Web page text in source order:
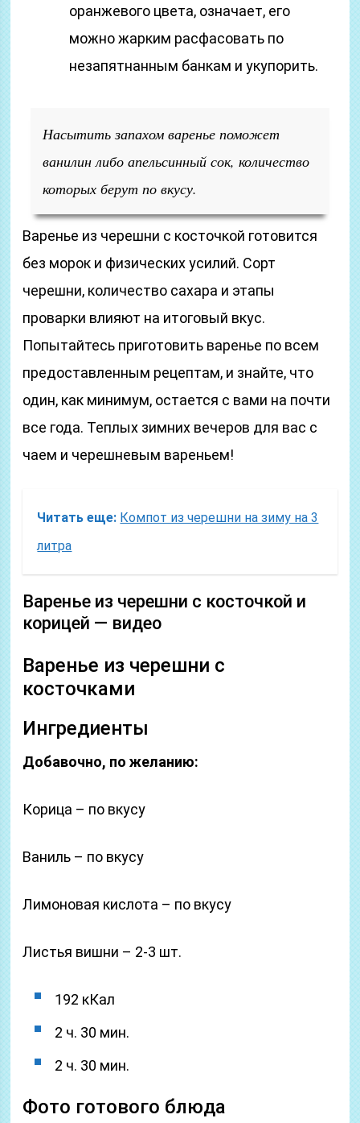
оранжевого цвета, означает, его
можно жарким расфасовать по
незапятнанным банкам и укупорить.
Насытить запахом варенье поможет
ванилин либо апельсинный сок, количество
которых берут по вкусу.
Варенье из черешни с косточкой готовится
без морок и физических усилий. Сорт
черешни, количество сахара и этапы
проварки влияют на итоговый вкус.
Попытайтесь приготовить варенье по всем
предоставленным рецептам, и знайте, что
один, как минимум, остается с вами на почти
все года. Теплых зимних вечеров для вас с
чаем и черешневым вареньем!
Читать еще: Компот из черешни на зиму на 3
литра
Варенье из черешни с косточкой и
корицей — видео
Варенье из черешни с
косточками
Ингредиенты
Добавочно, по желанию:
Корица – по вкусу
Ваниль – по вкусу
Лимоновая кислота – по вкусу
Листья вишни – 2-3 шт.
192 кКал
2 ч. 30 мин.
2 ч. 30 мин.
Фото готового блюда